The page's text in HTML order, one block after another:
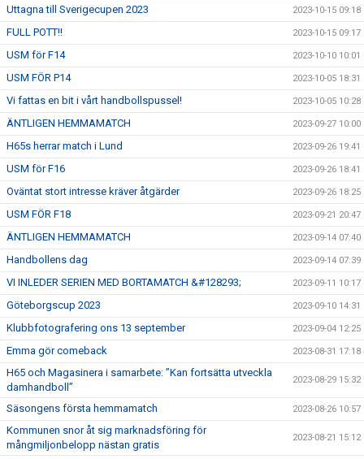
Uttagna till Sverigecupen 2023 2023-10-15 09:18
FULL POTT!! 2023-10-15 09:17
USM för F14 2023-10-10 10:01
USM FÖR P14 2023-10-05 18:31
Vi fattas en bit i vårt handbollspussel! 2023-10-05 10:28
ÄNTLIGEN HEMMAMATCH 2023-09-27 10:00
H65s herrar match i Lund 2023-09-26 19:41
USM för F16 2023-09-26 18:41
Oväntat stort intresse kräver åtgärder 2023-09-26 18:25
USM FÖR F18 2023-09-21 20:47
ÄNTLIGEN HEMMAMATCH 2023-09-14 07:40
Handbollens dag 2023-09-14 07:39
VI INLEDER SERIEN MED BORTAMATCH &#128293; 2023-09-11 10:17
Göteborgscup 2023 2023-09-10 14:31
Klubbfotografering ons 13 september 2023-09-04 12:25
Emma gör comeback 2023-08-31 17:18
H65 och Magasinera i samarbete: ”Kan fortsätta utveckla
damhandboll”
2023-08-29 15:32
Säsongens första hemmamatch 2023-08-26 10:57
Kommunen snor åt sig marknadsföring för
mångmiljonbelopp nästan gratis
2023-08-21 15:12